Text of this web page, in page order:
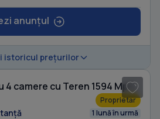
anunțul
istoricul prețurilor
Casă individuală cu 4 camere cu Teren 1594 Mp în Steic
Proprietar
1 lună în urmă